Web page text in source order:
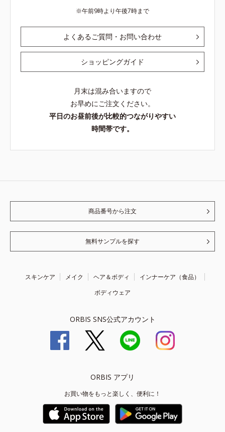
午前9時より午後7時まで
よくあるご質問・お問い合わせ
ショッピングガイド
月末は混み合いますので
お早めにご注文ください。
平日のお昼前後が比較的つながりやすい
時間帯です。
商品番号から注文
無料サンプルを探す
スキンケア メイク ヘア＆ボディ
インナーケア（食品）
ボディウェア
ORBIS SNS公式アカウント
ORBIS アプリ
お買い物をもっと楽しく、便利に！